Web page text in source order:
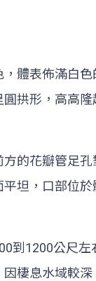
體表佈滿白
拱形，高高
的花瓣管足
坦，口部位
到1200公尺
棲息水域較深